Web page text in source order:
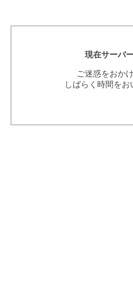
現在サーバ
ご迷惑をおか
しばらく時間を